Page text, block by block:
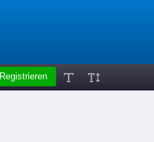
Registrieren